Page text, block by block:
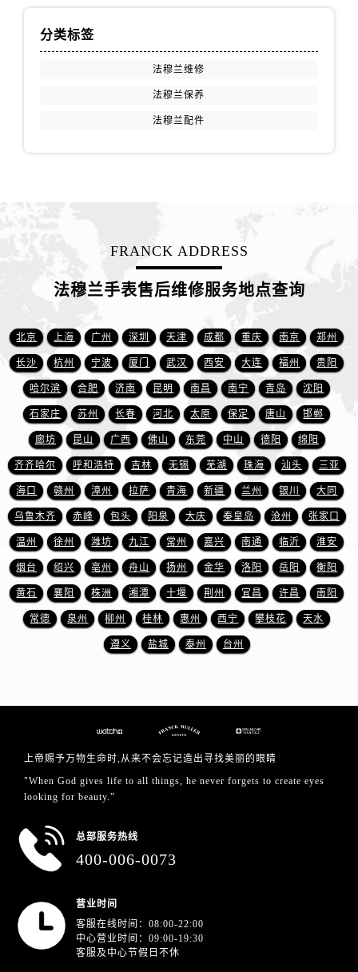
山西省运城市盐湖区河东街法穆兰售后服务中心（需提前预约）
山西省太原市迎泽区迎泽街道解放路15号亨得利名表维修授权店3楼法穆兰售后服务中心（需提前预约）
安徽省宿州市埇桥区人民中路法穆兰售后服务中心（需提前预约）
安徽省铜陵市铜官区石城大道法穆兰售后服务中心（需提前预约）
安徽省芜湖市镜湖区中山路步行街法穆兰售后服务中心（需提前预约）
安徽省宣城市宣州区叠嶂西路法穆兰售后服务中心（需提前预约）
福建省龙岩市新罗区九一南路法穆兰售后服务中心（需提前预约）
福建省南平市建阳区人民西路法穆兰售后服务中心（需提前预约）
福建省宁德市蕉城区天湖东路法穆兰售后服务中心（需提前预约）
福建省莆田市城厢区霞林街道荔华东大道法穆兰售后服务中心（需提前预约）
福建省三明市三元区东乾二路法穆兰售后服务中心（需提前预约）
福建省漳州市龙文区步港路法穆兰售后服务中心（需提前预约）
江苏省常州市新北区龙锦路1590号现代传媒中心5号楼10层1008室法穆兰售后服务中心（需提前预约）
江苏省淮安市清江浦区淮海北路法穆兰售后服务中心（需提前预约）
江苏省连云港市海州区通灌北路法穆兰售后服务中心（需提前预约）
分类标签
法穆兰维修
法穆兰保养
法穆兰配件
FRANCK ADDRESS
法穆兰手表售后维修服务地点查询
北京 上海 广州 深圳 天津 成都 重庆 南京 郑州
长沙 杭州 宁波 厦门 武汉 西安 大连 福州 贵阳
哈尔滨 合肥 济南 昆明 南昌 南宁 青岛 沈阳
石家庄 苏州 长春 河北 太原 保定 唐山 邯郸
廊坊 昆山 广西 佛山 东莞 中山 德阳 绵阳
齐齐哈尔 呼和浩特 吉林 无锡 芜湖 珠海 汕头 三亚
海口 赣州 漳州 拉萨 青海 新疆 兰州 银川 大同
乌鲁木齐 赤峰 包头 阳泉 大庆 秦皇岛 沧州 张家口
温州 徐州 潍坊 九江 常州 嘉兴 南通 临沂 淮安
烟台 绍兴 亳州 舟山 扬州 金华 洛阳 岳阳 衡阳
黄石 襄阳 株洲 湘潭 十堰 荆州 宜昌 许昌 南阳
常德 泉州 柳州 桂林 惠州 西宁 攀枝花 天水
遵义 盐城 泰州 台州
上帝赐予万物生命时,从来不会忘记造出寻找美丽的眼睛
"When God gives life to all things, he never forgets to create eyes
looking for beauty.”
总部服务热线
400-006-0073
营业时间
客服在线时间：08:00-22:00
中心营业时间：09:00-19:30
客服及中心节假日不休